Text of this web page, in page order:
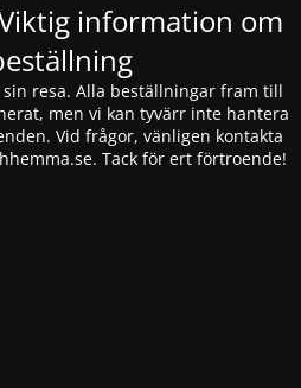
information om
resa. Alla beställningar fram till
men vi kan tyvärr inte hantera
Vid frågor, vänligen kontakta
. Tack för ert förtroende!